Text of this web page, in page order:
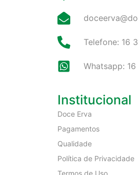
Telefone: 16
Whatsapp:
Institucional
Doce Erva
Pagamentos
Qualidade
Política de Privacidade